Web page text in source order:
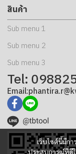
เว็บไซต์นี้มีก
ประสบการณ์ที่ดีใ
สินค้า
Sub menu 1
Sub menu 2
Sub menu 3
Tel:
@tbtool